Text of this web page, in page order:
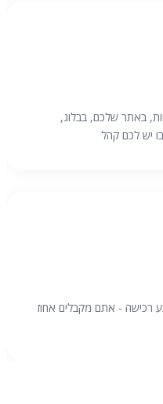
באתר שלכם, בבלוג,
יש לכם קהל
רכישה - אתם מקבלים אחוז